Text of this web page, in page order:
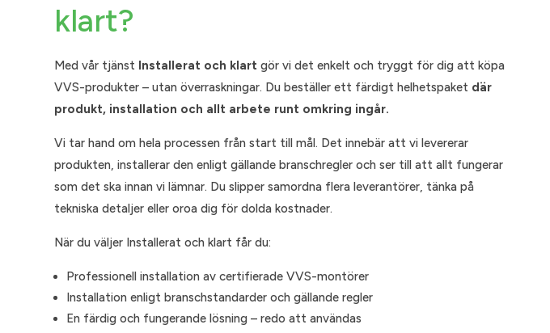
klart?
Med vår tjänst Installerat och klart gör vi det enkelt och tryggt för dig att köpa
VVS-produkter – utan överraskningar. Du beställer ett färdigt helhetspaket där
produkt, installation och allt arbete runt omkring ingår.
Vi tar hand om hela processen från start till mål. Det innebär att vi levererar
produkten, installerar den enligt gällande branschregler och ser till att allt fungerar
som det ska innan vi lämnar. Du slipper samordna flera leverantörer, tänka på
tekniska detaljer eller oroa dig för dolda kostnader.
När du väljer Installerat och klart får du:
Professionell installation av certifierade VVS-montörer
Installation enligt branschstandarder och gällande regler
En färdig och fungerande lösning – redo att användas